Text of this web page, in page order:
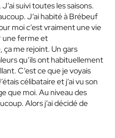
suivi toutes les saisons.
J’ai habité à Brébeuf
moi c’est vraiment une vie
une ferme et
ça me rejoint. Un gars
qu’ils ont habituellement
C’est ce que je voyais
célibataire et j’ai vu son
que moi. Au niveau des
Alors j’ai décidé de